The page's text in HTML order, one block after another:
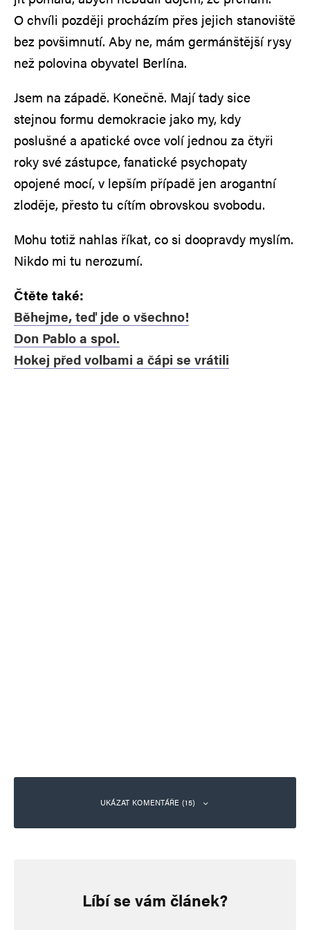
O chvíli později procházím přes jejich stanoviště
bez povšimnutí. Aby ne, mám germánštější rysy
než polovina obyvatel Berlína.
Jsem na západě. Konečně. Mají tady sice
stejnou formu demokracie jako my, kdy
poslušné a apatické ovce volí jednou za čtyři
roky své zástupce, fanatické psychopaty
opojené mocí, v lepším případě jen arogantní
zloděje, přesto tu cítím obrovskou svobodu.
Mohu totiž nahlas říkat, co si doopravdy myslím.
Nikdo mi tu nerozumí.
Čtěte také:
Běhejme, teď jde o všechno!
Don Pablo a spol.
Hokej před volbami a čápi se vrátili
UKÁZAT KOMENTÁŘE (15)
3. 7. 2025 (13:56)
Líbí se vám článek?